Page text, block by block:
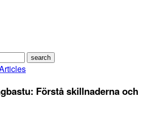
Förstå skillnaderna och